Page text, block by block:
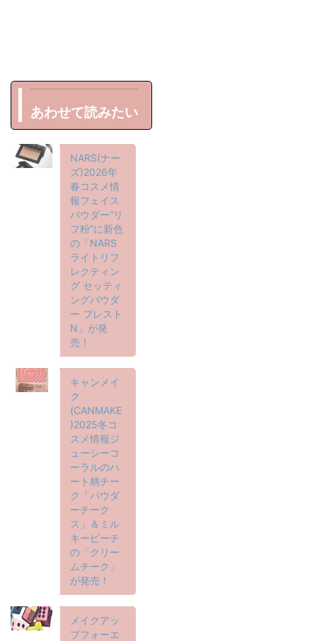
あわせて読みたい
NARS(ナー
ズ)2026年
春コスメ情
報フェイス
パウダー“リ
フ粉”に新色
の「NARS
ライトリフ
レクティン
グ セッティ
ングパウダ
ー プレスト
N」が発
売！
キャンメイ
ク
(CANMAKE
)2025冬コ
スメ情報ジ
ューシーコ
ーラルのハ
ート柄チー
ク「パウダ
ーチーク
ス」＆ミル
キーピーチ
の「クリー
ムチーク」
が発売！
メイクアッ
プフォーエ